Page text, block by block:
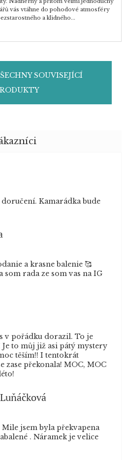
vás vtáhne do pohodové atmosféry
a klidného...
SOUVISEJÍCÍ
obchodu je 5 z 5 hvězdiček.
Kamarádka bude
obchodu je 5 z 5 hvězdiček.
a krasne balenie 🥰
som rada ze som vas na IG
obchodu je 5 z 5 hvězdiček.
v pořádku dorazil. To je
Je to můj již asi pátý mystery
těším!! I tentokrát
zase překonala! MOC, MOC
obchodu je 5 z 5 hvězdiček.
jsem byla překvapena
. Náramek je velice